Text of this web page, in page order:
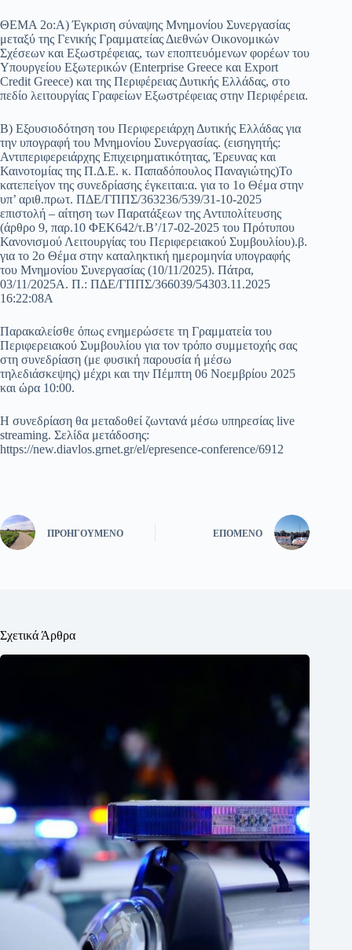
ΘΕΜΑ 2ο:Α) Έγκριση σύναψης Μνημονίου Συνεργασίας
μεταξύ της Γενικής Γραμματείας Διεθνών Οικονομικών
Σχέσεων και Εξωστρέφειας, των εποπτευόμενων φορέων του
Υπουργείου Εξωτερικών (Enterprise Greece και Export
Credit Greece) και της Περιφέρειας Δυτικής Ελλάδας, στο
πεδίο λειτουργίας Γραφείων Εξωστρέφειας στην Περιφέρεια.
Β) Εξουσιοδότηση του Περιφερειάρχη Δυτικής Ελλάδας για
την υπογραφή του Μνημονίου Συνεργασίας. (εισηγητής:
Αντιπεριφερειάρχης Επιχειρηματικότητας, Έρευνας και
Καινοτομίας της Π.Δ.Ε. κ. Παπαδόπουλος Παναγιώτης)Το
κατεπείγον της συνεδρίασης έγκειται:α. για το 1ο Θέμα στην
υπ’ αριθ.πρωτ. ΠΔΕ/ΓΠΠΣ/363236/539/31-10-2025
επιστολή – αίτηση των Παρατάξεων της Αντιπολίτευσης
(άρθρο 9, παρ.10 ΦΕΚ642/τ.Β’/17-02-2025 του Πρότυπου
Κανονισμού Λειτουργίας του Περιφερειακού Συμβουλίου).β.
για το 2ο Θέμα στην καταληκτική ημερομηνία υπογραφής
του Μνημονίου Συνεργασίας (10/11/2025). Πάτρα,
03/11/2025Α. Π.: Π∆Ε/ΓΠΠΣ/366039/54303.11.2025
16:22:08Α
Παρακαλείσθε όπως ενημερώσετε τη Γραμματεία του
Περιφερειακού Συμβουλίου για τον τρόπο συμμετοχής σας
στη συνεδρίαση (με φυσική παρουσία ή μέσω
τηλεδιάσκεψης) μέχρι και την Πέμπτη 06 Νοεμβρίου 2025
και ώρα 10:00.
Η συνεδρίαση θα μεταδοθεί ζωντανά μέσω υπηρεσίας live
streaming. Σελίδα μετάδοσης:
https://new.diavlos.grnet.gr/el/epresence-conference/6912
ΠΡΟΗΓΟΎΜΕΝΟ ΕΠΌΜΕΝΟ
Σχετικά Άρθρα